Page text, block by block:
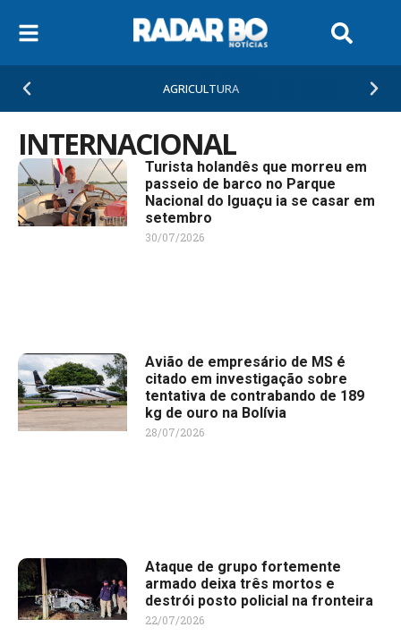
AGRICULTURA
INTERNACIONAL
Turista holandês que morreu em
passeio de barco no Parque
Nacional do Iguaçu ia se casar em
setembro
30/07/2026
Avião de empresário de MS é
citado em investigação sobre
tentativa de contrabando de 189
kg de ouro na Bolívia
28/07/2026
Ataque de grupo fortemente
armado deixa três mortos e
destrói posto policial na fronteira
22/07/2026